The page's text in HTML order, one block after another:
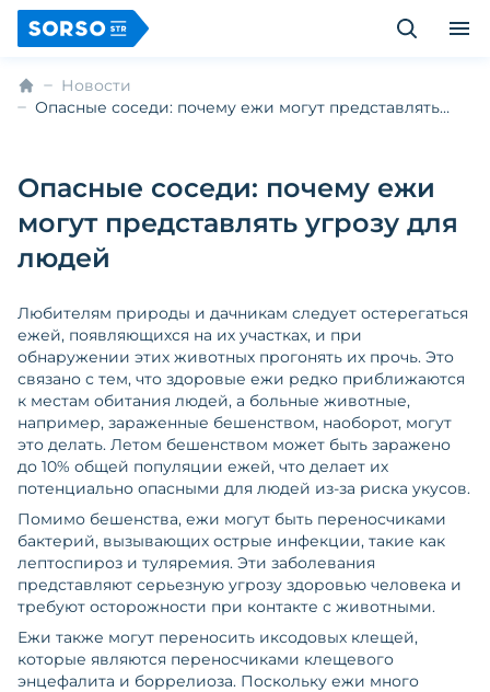
Новости
Опасные соседи: почему ежи могут представлять
Опасные соседи: почему ежи
могут представлять угрозу для
людей
Любителям природы и дачникам следует остерегаться
ежей, появляющихся на их участках, и при
обнаружении этих животных прогонять их прочь. Это
связано с тем, что здоровые ежи редко приближаются
к местам обитания людей, а больные животные,
например, зараженные бешенством, наоборот, могут
это делать. Летом бешенством может быть заражено
до 10% общей популяции ежей, что делает их
потенциально опасными для людей из-за риска укусов.
Помимо бешенства, ежи могут быть переносчиками
бактерий, вызывающих острые инфекции, такие как
лептоспироз и туляремия. Эти заболевания
представляют серьезную угрозу здоровью человека и
требуют осторожности при контакте с животными.
Ежи также могут переносить иксодовых клещей,
которые являются переносчиками клещевого
энцефалита и боррелиоза. Поскольку ежи много